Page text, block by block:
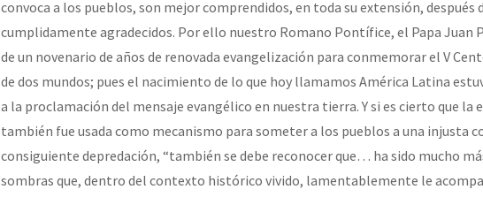
convoca a los pueblos, son mejor comprendidos, en toda su extensión, después
cumplidamente agradecidos. Por ello nuestro Romano Pontífice, el Papa Juan
de un novenario de años de renovada evangelización para conmemorar el V
de dos mundos; pues el nacimiento de lo que hoy llamamos América Latina
a la proclamación del mensaje evangélico en nuestra tierra. Y si es cierto que la
también fue usada como mecanismo para someter a los pueblos a una injusta
consiguiente depredación, “también se debe reconocer que… ha sido mucho
sombras que, dentro del contexto histórico vivido, lamentablemente le